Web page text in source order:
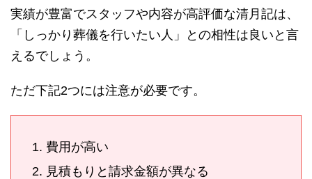
実績が豊富でスタッフや内容が高評価な清月記は、
「しっかり葬儀を行いたい人」との相性は良いと言
えるでしょう。
ただ下記2つには注意が必要です。
費用が高い
見積もりと請求金額が異なる